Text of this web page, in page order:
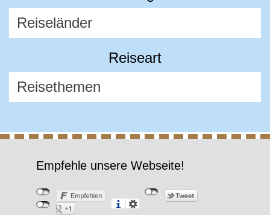
Reiseart
Empfehle unsere Webseite!